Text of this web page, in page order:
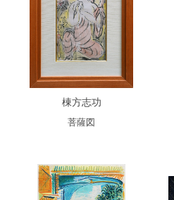
棟方志功
菩薩図